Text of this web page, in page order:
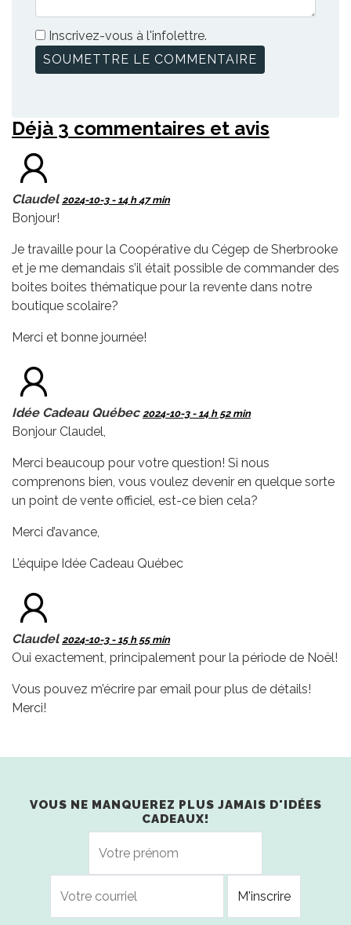
Inscrivez-vous à l'infolettre.
Déjà 3 commentaires et avis
Claudel 2024-10-3 - 14 h 47 min
Bonjour!
Je travaille pour la Coopérative du Cégep de Sherbrooke
et je me demandais s’il était possible de commander des
boites boites thématique pour la revente dans notre
boutique scolaire?
Merci et bonne journée!
Idée Cadeau Québec 2024-10-3 - 14 h 52 min
Bonjour Claudel,
Merci beaucoup pour votre question! Si nous
comprenons bien, vous voulez devenir en quelque sorte
un point de vente officiel, est-ce bien cela?
Merci d’avance,
L’équipe Idée Cadeau Québec
Claudel 2024-10-3 - 15 h 55 min
Oui exactement, principalement pour la période de Noël!
Vous pouvez m’écrire par email pour plus de détails!
Merci!
VOUS NE MANQUEREZ PLUS JAMAIS D'IDÉES
CADEAUX!